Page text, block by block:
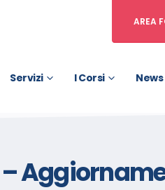
AREA
Servizi I Corsi News